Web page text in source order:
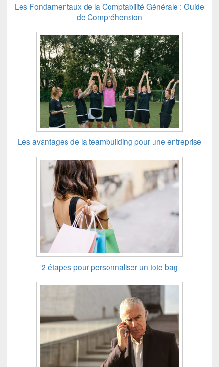
Les Fondamentaux de la Comptabilité Générale : Guide
de Compréhension
Les avantages de la teambuilding pour une entreprise
2 étapes pour personnaliser un tote bag